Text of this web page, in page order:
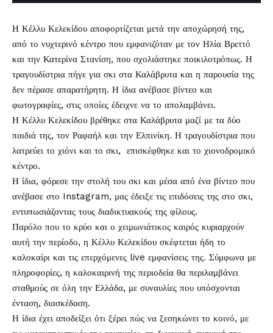
Η Κέλλυ Κελεκίδου αποφορτίζεται μετά την αποχώρησή της,
από το νυχτερινό κέντρο που εμφανιζόταν με τον Ηλία Βρεττό
και την Κατερίνα Στανίση, που σχολιάστηκε ποικιλοτρόπως. Η
τραγουδίστρια πήγε για σκι στα Καλάβρυτα και η παρουσία της
δεν πέρασε απαρατήρητη. Η ίδια ανέβασε βίντεο και
φωτογραφίες, στις οποίες έδειχνε να το απολαμβάνει.
Η Κέλλυ Κελεκίδου βρέθηκε στα Καλάβρυτα μαζί με τα δύο
παιδιά της, τον Ραφαήλ και την Ελπινίκη. Η τραγουδίστρια που
λατρεύει το χιόνι και το σκι, επισκέφθηκε και το χιονοδρομικό
κέντρο.
Η ίδια, φόρεσε την στολή του σκι και μέσα από ένα βίντεο που
ανέβασε στο Instagram, μας έδειξε τις επιδόσεις της στο σκι,
εντυπωσιάζοντας τους διαδικτυακούς της φίλους.
Παρόλο που το κρύο και ο χειμωνιάτικος καιρός κυριαρχούν
αυτή την περίοδο, η Κέλλυ Κελεκίδου σκέφτεται ήδη το
καλοκαίρι και τις επερχόμενες live εμφανίσεις της. Σύμφωνα με
πληροφορίες, η καλοκαιρινή της περιοδεία θα περιλαμβάνει
σταθμούς σε όλη την Ελλάδα, με συναυλίες που υπόσχονται
ένταση, διασκέδαση.
Η ίδια έχει αποδείξει ότι ξέρει πώς να ξεσηκώνει το κοινό, με